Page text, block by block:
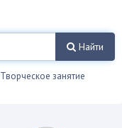
Найти
Творческое занятие